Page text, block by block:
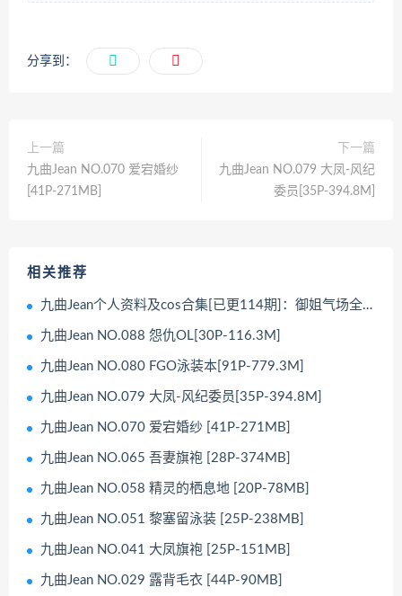
分享到：
上一篇
九曲Jean NO.070 爱宕婚纱
[41P-271MB]
下一篇
九曲Jean NO.079 大凤-风纪
委员[35P-394.8M]
相关推荐
九曲Jean个人资料及cos合集[已更114期]：御姐气场全开
九曲Jean NO.088 怨仇OL[30P-116.3M]
九曲Jean NO.080 FGO泳装本[91P-779.3M]
九曲Jean NO.079 大凤-风纪委员[35P-394.8M]
九曲Jean NO.070 爱宕婚纱 [41P-271MB]
九曲Jean NO.065 吾妻旗袍 [28P-374MB]
九曲Jean NO.058 精灵的栖息地 [20P-78MB]
九曲Jean NO.051 黎塞留泳装 [25P-238MB]
九曲Jean NO.041 大凤旗袍 [25P-151MB]
九曲Jean NO.029 露背毛衣 [44P-90MB]